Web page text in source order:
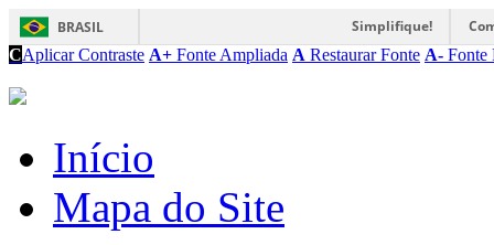
BRASIL Simplifique!
CAplicar Contraste A+ Fonte Ampliada A Restaurar Fonte A- Fonte
Início
Mapa do Site